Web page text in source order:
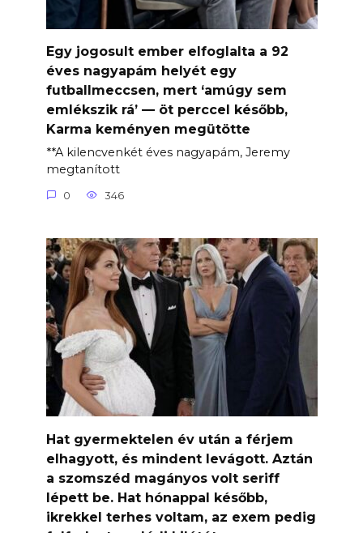
Egy jogosult ember elfoglalta a 92
éves nagyapám helyét egy
futballmeccsen, mert ‘amúgy sem
emlékszik rá’ — öt perccel később,
Karma keményen megütötte
**A kilencvenkét éves nagyapám, Jeremy
megtanított
0 346
Hat gyermektelen év után a férjem
elhagyott, és mindent levágott. Aztán
a szomszéd magányos volt seriff
lépett be. Hat hónappal később,
ikrekkel terhes voltam, az exem pedig